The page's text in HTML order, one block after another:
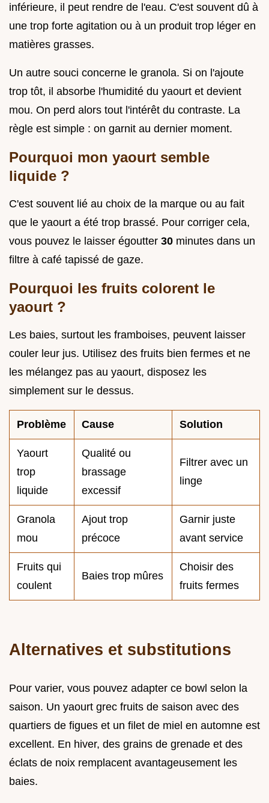
inférieure, il peut rendre de l'eau. C'est souvent dû à
une trop forte agitation ou à un produit trop léger en
matières grasses.
Un autre souci concerne le granola. Si on l'ajoute
trop tôt, il absorbe l'humidité du yaourt et devient
mou. On perd alors tout l'intérêt du contraste. La
règle est simple : on garnit au dernier moment.
Pourquoi mon yaourt semble
liquide ?
C'est souvent lié au choix de la marque ou au fait
que le yaourt a été trop brassé. Pour corriger cela,
vous pouvez le laisser égoutter 30 minutes dans un
filtre à café tapissé de gaze.
Pourquoi les fruits colorent le
yaourt ?
Les baies, surtout les framboises, peuvent laisser
couler leur jus. Utilisez des fruits bien fermes et ne
les mélangez pas au yaourt, disposez les
simplement sur le dessus.
Problème Cause Solution
Yaourt
trop
liquide
Qualité ou
brassage
excessif
Filtrer avec un
linge
Granola
mou
Ajout trop
précoce
Garnir juste
avant service
Fruits qui
coulent
Baies trop mûres
Choisir des
fruits fermes
Alternatives et substitutions
Pour varier, vous pouvez adapter ce bowl selon la
saison. Un yaourt grec fruits de saison avec des
quartiers de figues et un filet de miel en automne est
excellent. En hiver, des grains de grenade et des
éclats de noix remplacent avantageusement les
baies.